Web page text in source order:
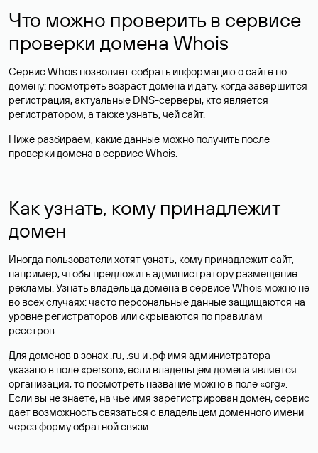
Что можно проверить в сервисе
проверки домена Whois
Сервис Whois позволяет собрать информацию о сайте по
домену: посмотреть возраст домена и дату, когда завершится
регистрация, актуальные DNS-серверы, кто является
регистратором, а также узнать, чей сайт.
Ниже разбираем, какие данные можно получить после
проверки домена в сервисе Whois.
Как узнать, кому принадлежит
домен
Иногда пользователи хотят узнать, кому принадлежит сайт,
например, чтобы предложить администратору размещение
рекламы. Узнать владельца домена в сервисе Whois можно не
во всех случаях: часто персональные данныезащищаются на
уровне регистраторов или скрываются по правилам
реестров.
Для доменов в зонах .ru, .su и .рф имя администратора
указано в поле «person», если владельцем домена является
организация, то посмотреть название можно в поле «org».
Если вы не знаете, на чье имя зарегистрирован домен, сервис
дает возможность связаться с владельцем доменного имени
через форму обратной связи.